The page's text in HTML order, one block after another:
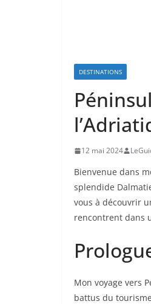
DESTINATIONS
12 mai 2024
Bienvenue dans
splendide
vous à découvrir
rencontrent dans
Mon voyage vers
battus du